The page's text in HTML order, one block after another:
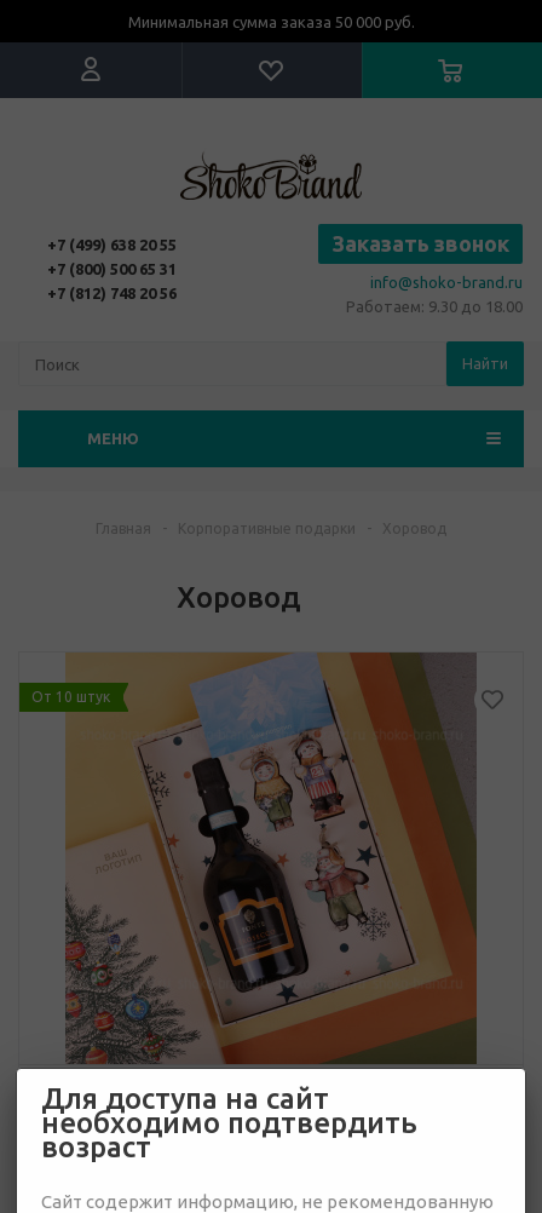
Минимальная сумма заказа 50 000 руб.
+7 (499) 638 20 55
+7 (800) 500 65 31
+7 (812) 748 20 56
Заказать звонок
info@shoko-brand.ru
Работаем: 9.30 до 18.00
Найти
МЕНЮ
Главная - Корпоративные подарки - Хоровод
Хоровод
От 10 штук
8 067 руб.
Много
Для доступа на сайт
необходимо подтвердить
возраст
Сайт содержит информацию, не рекомендованную